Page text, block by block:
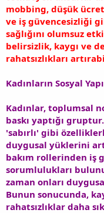
mobbing, düşük
ve iş güvencesizliği
sağlığını olumsuz
belirsizlik, kaygı ve
rahatsızlıkları
Kadınların Sosyal
Kadınlar, toplumsal
baskı yaptığı
'sabırlı' gibi
duygusal yüklerini
bakım rollerinden iş
sorumlulukları
zaman onları
Bunun sonucunda,
rahatsızlıklar daha